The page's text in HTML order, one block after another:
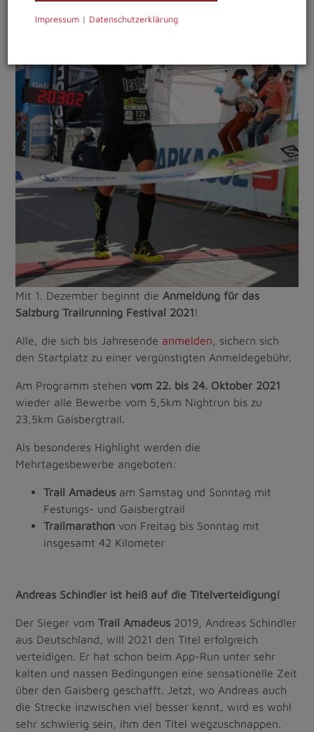
Mit 1. Dezember beginnt die Anmeldung für das
Salzburg Trailrunning Festival 2021!
Alle, die sich bis Jahresende anmelden , sichern sich
den Startplatz zu einer vergünstigten Anmeldegebühr.
Am Programm stehen vom 22. bis 24. Oktober 2021
wieder alle Bewerbe vom 5,5km Nightrun bis zu
23,5km Gaisbergtrail.
Als besonderes Highlight werden die
Mehrtagesbewerbe angeboten:
Trail Amadeus am Samstag und Sonntag mit
Festungs- und Gaisbergtrail
Trailmarathon von Freitag bis Sonntag mit
insgesamt 42 Kilometer
Andreas Schindler ist heiß auf die Titelverteidigung!
Der Sieger vom Trail Amadeus 2019, Andreas Schindler
aus Deutschland, will 2021 den Titel erfolgreich
verteidigen. Er hat schon beim App-Run unter sehr
kalten und nassen Bedingungen eine sensationelle Zeit
über den Gaisberg geschafft. Jetzt, wo Andreas auch
die Strecke inzwischen viel besser kennt, wird es wohl
sehr schwierig sein, ihm den Titel wegzuschnappen.
Impressum | Daten­schutzer­klärung